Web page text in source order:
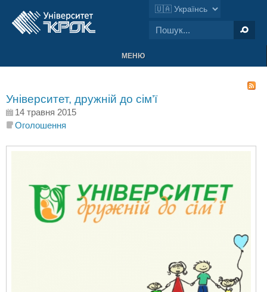
МЕНЮ
Університет, дружній до сім’ї
14 травня 2015
Оголошення